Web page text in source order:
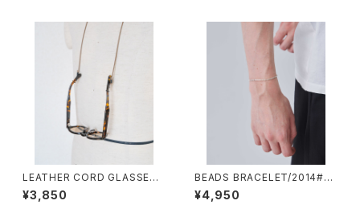
LEATHER CORD GLASSES
HOLDER/2028#2/レザーコー
ドグラスホルダー
¥3,850
BEADS BRACELET/2014#4/
ビーズブレスレット
¥4,950